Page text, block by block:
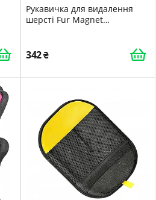
Рукавичка для видалення
шерсті Fur Magnet
342